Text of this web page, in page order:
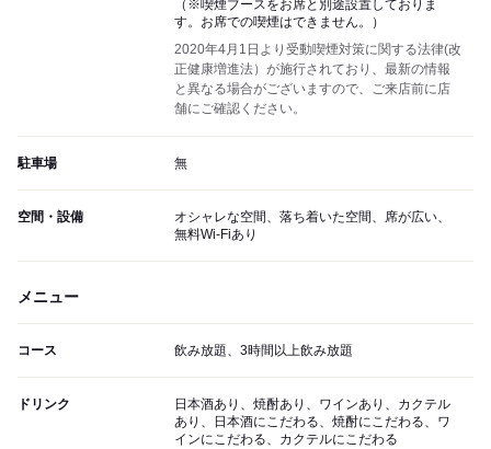
（※喫煙ブースをお席と別途設置しておりま
す。お席での喫煙はできません。）
2020年4月1日より受動喫煙対策に関する法律(改
正健康増進法）が施行されており、最新の情報
と異なる場合がございますので、ご来店前に店
舗にご確認ください。
駐車場 無
空間・設備
オシャレな空間、落ち着いた空間、席が広い、
無料Wi-Fiあり
メニュー
コース 飲み放題、3時間以上飲み放題
ドリンク
日本酒あり、焼酎あり、ワインあり、カクテル
あり、日本酒にこだわる、焼酎にこだわる、ワ
インにこだわる、カクテルにこだわる